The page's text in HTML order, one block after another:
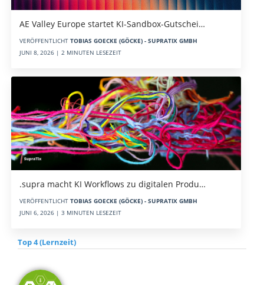
AE Valley Europe startet KI-Sandbox-Gutschei…
VERÖFFENTLICHT TOBIAS GOECKE (GÖCKE) - SUPRATIX GMBH
JUNI 8, 2026 | 2 MINUTEN LESEZEIT
.supra macht KI Workflows zu digitalen Produ…
VERÖFFENTLICHT TOBIAS GOECKE (GÖCKE) - SUPRATIX GMBH
JUNI 6, 2026 | 3 MINUTEN LESEZEIT
Top 4 (Lernzeit)